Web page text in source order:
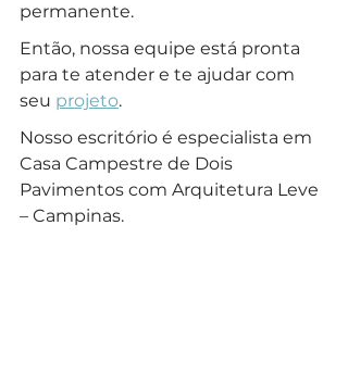
permanente.
Então, nossa equipe está pronta
para te atender e te ajudar com
seu projeto.
Nosso escritório é especialista em
Casa Campestre de Dois
Pavimentos com Arquitetura Leve
– Campinas.